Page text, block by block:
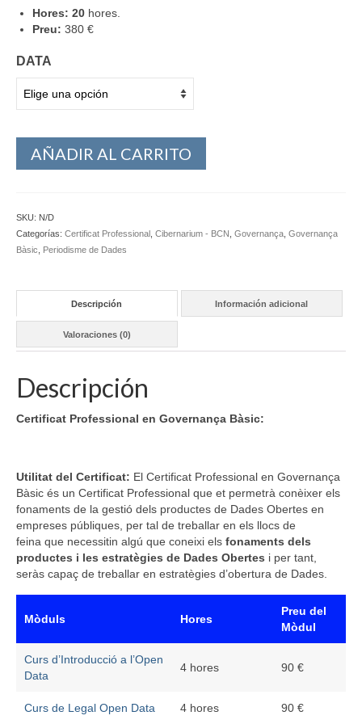
Hores: 20 hores.
Preu: 380 €
DATA
AÑADIR AL CARRITO
SKU: N/D
Categorías: Certificat Professional Cibernarium - BCN Governança Governança
Bàsic
Periodisme de Dades
Descripción Información adicional
Valoraciones (0)
Descripción
Certificat Professional en Governança Bàsic:
Utilitat del Certificat: El Certificat Professional en Governança
Bàsic és un Certificat Professional que et permetrà conèixer els
fonaments de la gestió dels productes de Dades Obertes en
empreses públiques, per tal de treballar en els llocs de
feina que necessitin algú que coneixi els fonaments dels
productes i les estratègies de Dades Obertes i per tant,
seràs capaç de treballar en estratègies d’obertura de Dades.
Mòduls Hores
Preu del
Mòdul
Curs d’Introducció a l’Open
Data
4 hores 90 €
Curs de Legal Open Data 4 hores 90 €